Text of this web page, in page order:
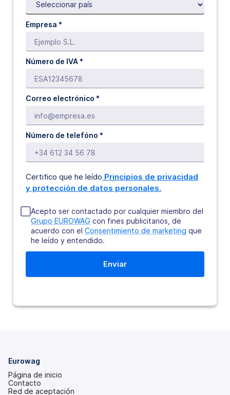
Empresa *
Número de IVA *
Correo electrónico *
Número de telefóno *
Certifico que he leído Principios de privacidad
y protección de datos personales.
Acepto ser contactado por cualquier miembro del
Grupo EUROWAG con fines publicitarios, de
acuerdo con el Consentimiento de marketing que
he leído y entendido.
Eurowag
Página de inicio
Contacto
Red de aceptación